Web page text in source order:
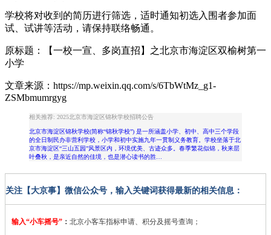
学校将对收到的简历进行筛选，适时通知初选入围者参加面
试、试讲等活动，请保持联络畅通。
原标题：【一校一宣、多岗直招】之北京市海淀区双榆树第一
小学
文章来源：https://mp.weixin.qq.com/s/6TbWtMz_g1-
ZSMbmumrgyg
相关推荐: 2025北京市海淀区锦秋学校招聘公告
北京市海淀区锦秋学校(简称“锦秋学校”) 是一所涵盖小学、初中、高中三个学段
的全日制民办非营利学校，小学和初中实施九年一贯制义务教育。学校坐落于北
京市海淀区“三山五园”风景区内，环境优美、古迹众多。春季繁花似锦，秋来层
叶叠秋，是亲近自然的佳境，也是潜心读书的胜…
关注【大京事】微信公众号，输入关键词获得最新的相关信息：
输入“小车摇号” ： 北京小客车指标申请、积分及摇号查询；